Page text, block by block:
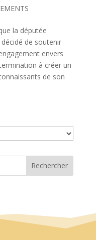
la députée
de soutenir
envers
à créer un
de son
Rechercher